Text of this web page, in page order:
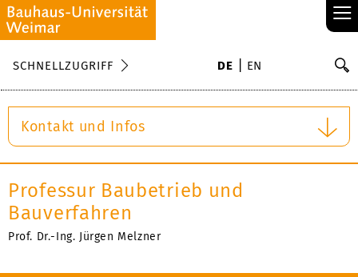
≡
SCHNELLZUGRIFF DE EN
Kontakt und Infos
Professur Baubetrieb und
Bauverfahren
Prof. Dr.-Ing. Jürgen Melzner